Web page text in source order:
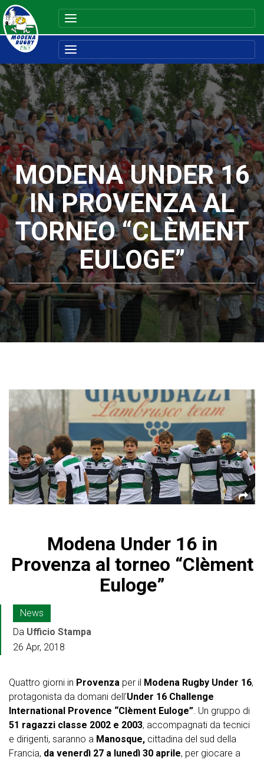
MODENA UNDER 16
IN PROVENZA AL
TORNEO “CLÈMENT
EULOGE”
Modena Under 16 in
Provenza al torneo “Clèment
Euloge”
News
Da Ufficio Stampa
26 Apr, 2018
Quattro giorni in Provenza per il Modena Rugby Under 16,
protagonista da domani dell’Under 16 Challenge
International Provence “Clèment Euloge”. Un gruppo di
51 ragazzi classe 2002 e 2003, accompagnati da tecnici
e dirigenti, saranno a Manosque, cittadina del sud della
Francia, da venerdì 27 a lunedì 30 aprile, per giocare a